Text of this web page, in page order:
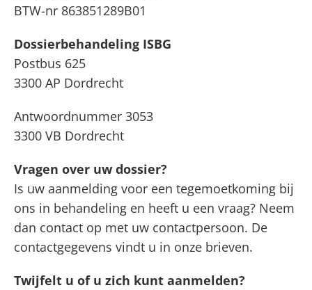
BTW-nr 863851289B01
Dossierbehandeling ISBG
Postbus 625
3300 AP Dordrecht
Antwoordnummer 3053
3300 VB Dordrecht
Vragen over uw dossier?
Is uw aanmelding voor een tegemoetkoming bij
ons in behandeling en heeft u een vraag? Neem
dan contact op met uw contactpersoon. De
contactgegevens vindt u in onze brieven.
Twijfelt u of u zich kunt aanmelden?